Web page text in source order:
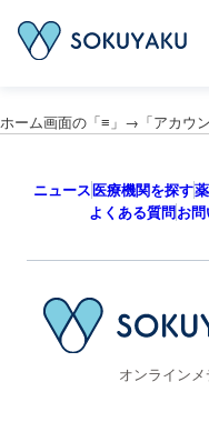
ホーム画面の「≡」→「アカウ
ニュース医療機関を探す
よくある質問お
オンライン